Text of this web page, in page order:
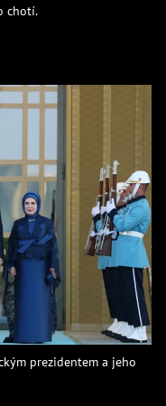
chotí.
prezidentem a jeho